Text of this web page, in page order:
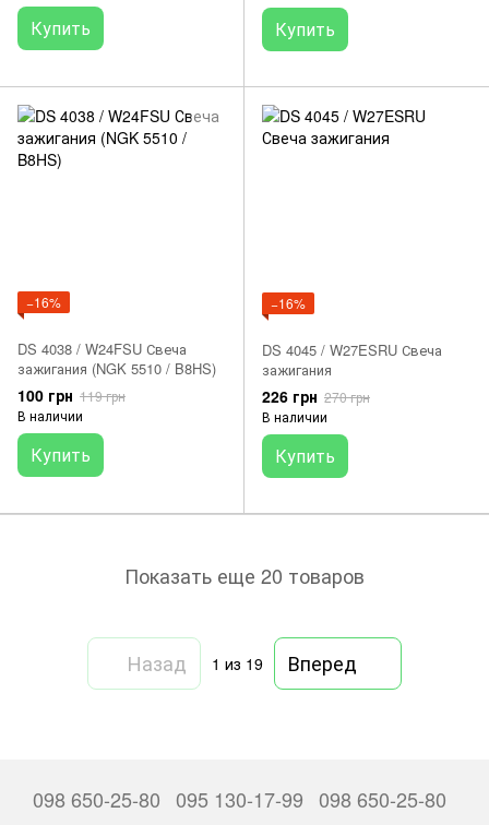
Купить Купить
−16%
DS 4038 / W24FSU Свеча
зажигания (NGK 5510 / B8HS)
100 грн 119 грн
В наличии
Купить
−16%
DS 4045 / W27ESRU Свеча
зажигания
226 грн 270 грн
В наличии
Купить
Показать еще 20 товаров
Назад 1 из 19 Вперед
098 650-25-80 095 130-17-99 098 650-25-80